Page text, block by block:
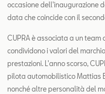
occasione dell'inaugurazione
data che coincide con il
CUPRA è associata a un team
condividono i valori del
prestazioni. L'anno scorso,
pilota automobilistico Mattias
nonché altre personalità del